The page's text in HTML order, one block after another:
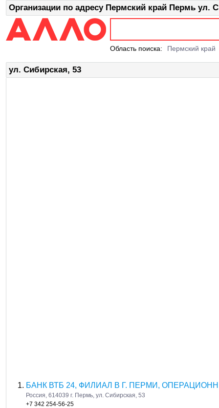
Организации по адресу Пермский край Пермь ул.
Область поиска: Пермский край
ул. Сибирская, 53
БАНК ВТБ 24, ФИЛИАЛ В Г. ПЕРМИ,
Россия, 614039 г. Пермь, ул. Сибирская, 53
+7 342 254-56-25